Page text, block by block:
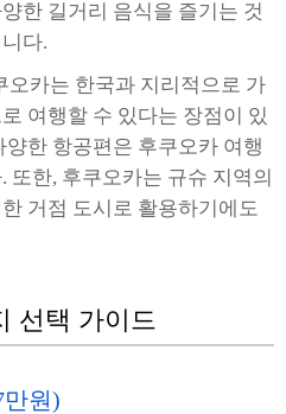
한 길거리 음식을 즐기는 것
다.
오카는 한국과 지리적으로 가
여행할 수 있다는 장점이 있
한 항공편은 후쿠오카 여행
또한, 후쿠오카는 규슈 지역의
거점 도시로 활용하기에도
선택 가이드
만원)